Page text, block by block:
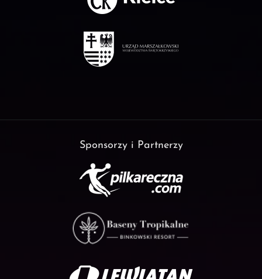
Sponsorzy i Partnerzy